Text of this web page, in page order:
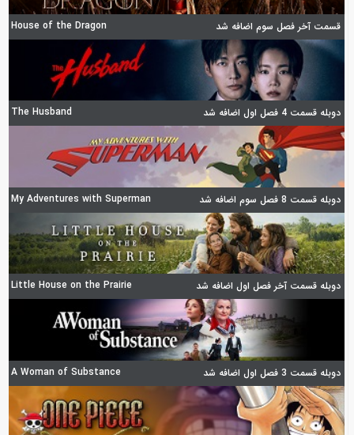
قسمت آخر فصل سوم اضافه شد House of the Dragon
دوبله قسمت 4 فصل اول اضافه شد The Husband
دوبله قسمت 8 فصل سوم اضافه شد My Adventures with Superman
دوبله قسمت آخر فصل اول اضافه شد Little House on the Prairie
دوبله قسمت 3 فصل اول اضافه شد A Woman of Substance